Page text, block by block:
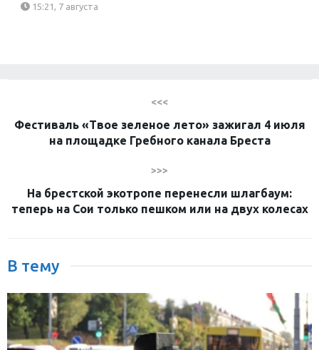
15:21, 7 августа
<<<
Фестиваль «Твое зеленое лето» зажигал 4 июля
на площадке Гребного канала Бреста
>>>
На брестской экотропе перенесли шлагбаум:
теперь на Сои только пешком или на двух колесах
В тему